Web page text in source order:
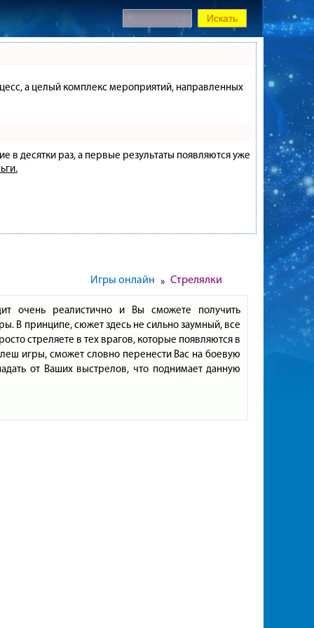
а целый комплекс мероприятий, направленных
в десятки раз, а первые результаты появляются уже
Игры онлайн » Стрелялки
очень реалистично и Вы сможете получить
В принципе, сюжет здесь не сильно заумный, все
стреляете в тех врагов, которые появляются в
игры, сможет словно перенести Вас на боевую
от Ваших выстрелов, что поднимает данную